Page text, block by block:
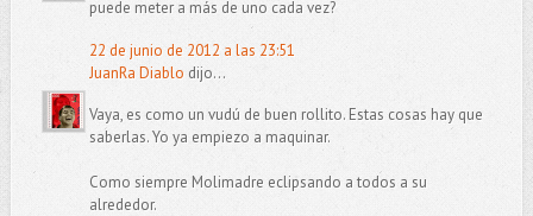
puede meter a más de uno cada vez?
22 de junio de 2012 a las 23:51
JuanRa Diablo dijo...
Vaya, es como un vudú de buen rollito. Estas cosas hay que
saberlas. Yo ya empiezo a maquinar.
Como siempre Molimadre eclipsando a todos a su
alrededor.